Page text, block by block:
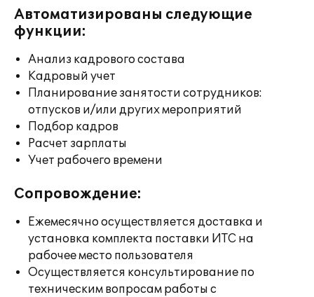
Автоматизированы следующие
функции:
Анализ кадрового состава
Кадровый учет
Планирование занятости сотрудников:
отпусков и/или других мероприятий
Подбор кадров
Расчет зарплаты
Учет рабочего времени
Сопровождение:
Ежемесячно осуществляется доставка и
установка комплекта поставки ИТС на
рабочее место пользователя
Осуществляется консультирование по
техническим вопросам работы с